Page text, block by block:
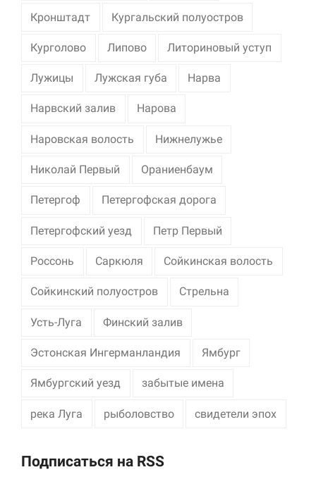
Кронштадт Кургальский полуостров
Курголово Липово Литориновый уступ
Лужицы Лужская губа Нарва
Нарвский залив Нарова
Наровская волость Нижнелужье
Николай Первый Ораниенбаум
Петергоф Петергофская дорога
Петергофский уезд Петр Первый
Россонь Саркюля Сойкинская волость
Сойкинский полуостров Стрельна
Усть-Луга Финский залив
Эстонская Ингерманландия Ямбург
Ямбургский уезд забытые имена
река Луга рыболовство свидетели эпох
Подписаться на RSS